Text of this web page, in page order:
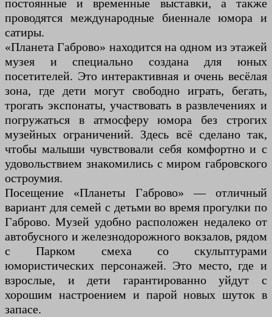
постоянные и временные выставки, а также
проводятся международные биеннале юмора и
сатиры.
«Планета Габрово» находится на одном из этажей
музея и специально создана для юных
посетителей. Это интерактивная и очень весёлая
зона, где дети могут свободно играть, бегать,
трогать экспонаты, участвовать в развлечениях и
погружаться в атмосферу юмора без строгих
музейных ограничений. Здесь всё сделано так,
чтобы малыши чувствовали себя комфортно и с
удовольствием знакомились с миром габровского
остроумия.
Посещение «Планеты Габрово» — отличный
вариант для семей с детьми во время прогулки по
Габрово. Музей удобно расположен недалеко от
автобусного и железнодорожного вокзалов, рядом
с Парком смеха со скульптурами
юмористических персонажей. Это место, где и
взрослые, и дети гарантированно уйдут с
хорошим настроением и парой новых шуток в
запасе.